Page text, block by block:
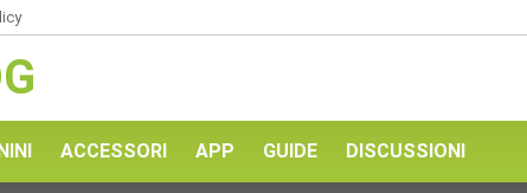
ACCESSORI APP GUIDE DISCUSSIONI